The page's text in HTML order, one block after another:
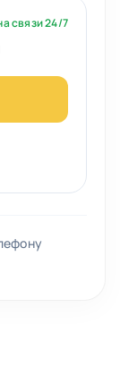
связи 24/7